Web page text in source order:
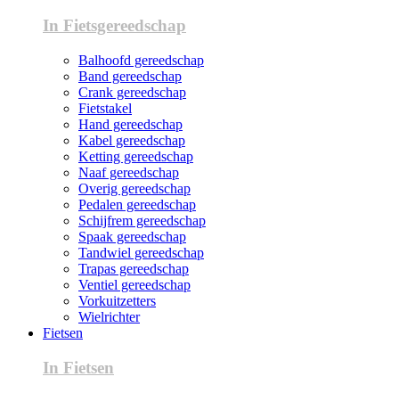
In Fietsgereedschap
Balhoofd gereedschap
Band gereedschap
Crank gereedschap
Fietstakel
Hand gereedschap
Kabel gereedschap
Ketting gereedschap
Naaf gereedschap
Overig gereedschap
Pedalen gereedschap
Schijfrem gereedschap
Spaak gereedschap
Tandwiel gereedschap
Trapas gereedschap
Ventiel gereedschap
Vorkuitzetters
Wielrichter
Fietsen
In Fietsen